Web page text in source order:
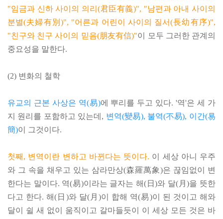
"임금과 신하 사이의 의리(君臣有義)", "남편과 아내 사이의
분별(夫婦有別)", "어른과 어린이 사이의 질서(長幼有序)",
"친구와 친구 사이의 믿음(朋友有信)"이 모두 그러한 관계의
중요성을 말한다.
(2) 변화의 철학
유교의 근본 사상은 역(易)에 뿌리를 두고 있다. '역'은 세 가
지 원리를 포함하고 있는데, 변역(變易), 불역(不易), 이간(易
簡)이 그것이다.
첫째, 변역이란 변하고 바뀐다는 뜻이다. 이 세상 아니 우주
와 그 속을 채우고 있는 삼라만상(森羅萬象)은 끊임없이 변
한다는 말이다. 역(易)이라는 글자는 해(日)와 달(月)을 뜻한
다고 한다. 해(日)와 달(月)이 합해 역(易)이 된 것이고 해와
달이 쉴 새 없이 움직이고 갈마들듯이 이 세상 모든 것은 바